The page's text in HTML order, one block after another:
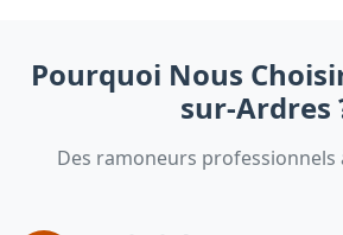
Pourquoi Nous
sur-Ardres
Des ramoneurs professionnels